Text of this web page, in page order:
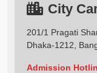
City
201/1 Pragati
Dhaka-1212,
Admission